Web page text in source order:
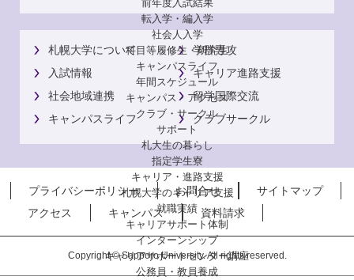
前年度入試結果
転入学・編入学
社会人入学
科目等履修生・研究生
キャンパスライフ
年間スケジュール
キャンパス・アクセス
クラブ・サークル
サポート
札大生の暮らし
指定学生寮
キャリア・進路支援
札幌大学のキャリア支援
就職実績
キャリアサポート体制
インターンシップ
キャリアサポートセンター講座
公務員・教員養成
札幌大学について
学群専攻
入試情報
キャリア進路支援
社会地域連携
留学国際交流
キャンパスライフ
クラブサークル
プライバシーポリシー お問合せ
サイトマップ
アクセス
キャンパス 資料請求
Copyright © Sapporo University. All rights reserved.